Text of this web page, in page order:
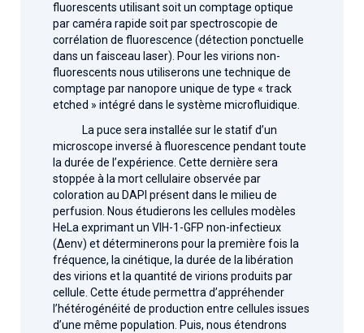
fluorescents utilisant soit un comptage optique
par caméra rapide soit par spectroscopie de
corrélation de fluorescence (détection ponctuelle
dans un faisceau laser). Pour les virions non-
fluorescents nous utiliserons une technique de
comptage par nanopore unique de type « track
etched » intégré dans le système microfluidique.
La puce sera installée sur le statif d’un
microscope inversé à fluorescence pendant toute
la durée de l’expérience. Cette dernière sera
stoppée à la mort cellulaire observée par
coloration au DAPI présent dans le milieu de
perfusion. Nous étudierons les cellules modèles
HeLa exprimant un VIH-1-GFP non-infectieux
(∆env) et déterminerons pour la première fois la
fréquence, la cinétique, la durée de la libération
des virions et la quantité de virions produits par
cellule. Cette étude permettra d’appréhender
l’hétérogénéité de production entre cellules issues
d’une même population. Puis, nous étendrons